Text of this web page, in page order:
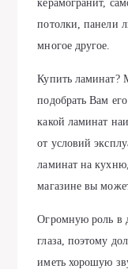
керамогранит,
потолки, панели
многое другое.
Купить ламинат?
подобрать Вам
какой ламинат
от условий
ламинат на
магазине вы
Огромную роль в
глаза, поэтому
иметь хорошую